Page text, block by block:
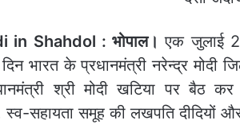
in Shahdol : भोपाल। एक जुलाई
भारत के प्रधानमंत्री नरेन्‍द्र
श्री मोदी खटिया पर बैठ
स्व-सहायता समूह की लखपति दीदियों